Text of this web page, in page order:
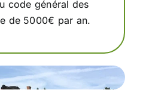
code général des
de 5000€ par an.